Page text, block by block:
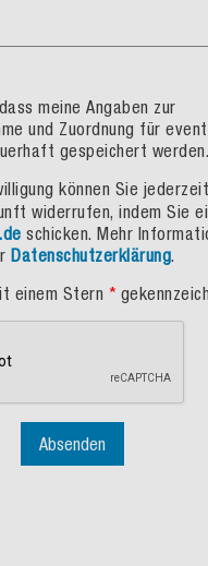
meine Angaben zur
und Zuordnung für
gespeichert werden.
können Sie
widerrufen, indem Sie
schicken. Mehr
Datenschutzerklärung.
einem Stern *
Absenden